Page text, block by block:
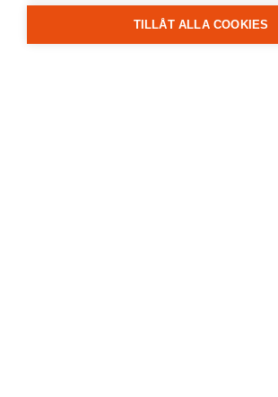
TILLÅT ALLA COOKIES